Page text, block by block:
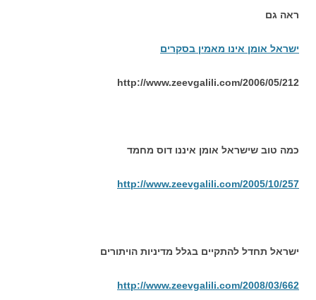
ראה גם
ישראל אומן אינו מאמין בסקרים
http://www.zeevgalili.com/2006/05/212
כמה טוב שישראל אומן איננו דוס מחמד
http://www.zeevgalili.com/2005/10/257
ישראל תחדל להתקיים בגלל מדיניות הויתורים
http://www.zeevgalili.com/2008/03/662